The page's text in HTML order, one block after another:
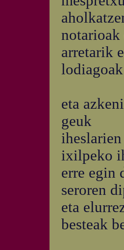
notarioak
arretarik
eta
geuk
ixilpeko
erre egin
seroren
eta
besteak